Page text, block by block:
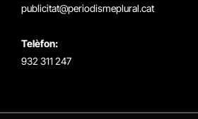
publicitat@periodismeplural.cat
Telèfon:
932 311 247